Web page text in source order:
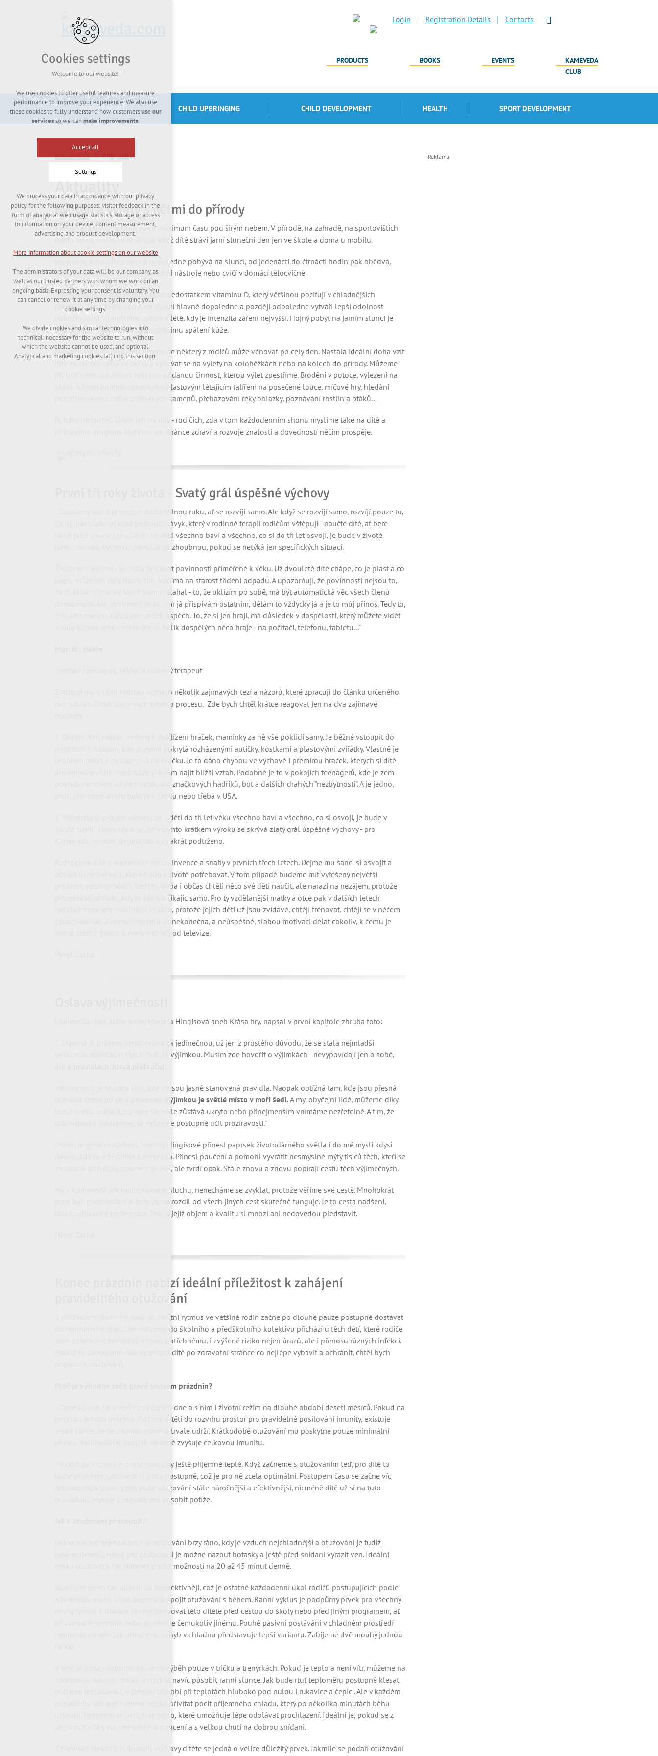
Login Registration Details Contacts
PRODUCTS BOOKS EVENTS
KAMEVEDA
CLUB
PARENTHOOD CHILD UPBRINGING CHILD DEVELOPMENT HEALTH SPORT DEVELOPMENT
Kamevéda Aktuality
Aktuality
Květen a výlety s dětmi do přírody
Květen je ideální období trávit maximum času pod širým nebem. V přírodě, na zahradě, na sportovištích
mimo sportovní haly. Je škoda, když dítě stráví jarní sluneční den jen ve škole a doma u mobilu.
Ideální je, když dítě z rána a odpoledne pobývá na slunci, od jedenácti do čtrnácti hodin pak obědvá,
odpočívá, maluje, hraje na hudební nástroje nebo cvičí v domácí tělocvičně.
Momentálně by děti neměly trpět nedostatkem vitamínu D, který většinou pociťují v chladnějších
měsících. Pravidelný pobyt na slunci hlavně dopoledne a později odpoledne vytváří lepší odolnost
pokožky proti slunečnímu záření v létě, kdy je intenzita záření nejvyšší. Hojný pobyt na jarním slunci je
tou nejlepší prevencí proti pozdějšímu spálení kůže.
Největší výhodu mají děti, kterým se některý z rodičů může věnovat po celý den. Nastala ideální doba vzít
dítě ze školky nebo ze školy a vydávat se na výlety na koloběžkách nebo na kolech do přírody. Můžeme
při tom vždy uskutečnit nějakou přidanou činnost, kterou výlet zpestříme. Brodění v potoce, vylezení na
skálu, házení bumerangem nebo plastovým létajícím talířem na posečené louce, míčové hry, hledání
polodrahokamů nebo zajímavých kamenů, přehazování řeky oblázky, poznávání rostlin a ptáků...
Je toho nespočet, záleží jen na nás - rodičích, zda v tom každodenním shonu myslíme také na dítě a
připravíme program, který mu po stránce zdraví a rozvoje znalostí a dovedností něčím prospěje.
První tři roky života - Svatý grál úspěšné výchovy
" Současný trend je nechat dítěti volnou ruku, ať se rozvíjí samo. Ale když se rozvíjí samo, rozvíjí pouze to,
co ho baví. Jako příklad poslouží návyk, který v rodinné terapii rodičům vštěpuji - naučte dítě, ať bere
úklid jako součást hry. Do tří let děti všechno baví a všechno, co si do tří let osvojí, je bude v životě
bavit...Volnou výchovu považuji za zhoubnou, pokud se netýká jen specifických situací.
Život není jen hra - je třeba přidávat povinnosti přiměřeně k věku. Už dvouleté dítě chápe, co je plast a co
papír, může být tedy doma tím, kdo má na starost třídění odpadu. A upozorňují, že povinnosti nejsou to,
že si uklidím hračky, které jsem roztahal - to, že uklízím po sobě, má být automatická věc všech členů
domácnosti. Ale povinnost je to, čím já přispívám ostatním, dělám to vždycky já a je to můj přínos. Tedy to,
čím děti mohou každý den prožít úspěch. To, že si jen hrají, má důsledek v dospělosti, který můžete vidět
všude kolem sebe - všimněte si, kolik dospělých něco hraje - na počítači, telefonu, tabletu..."
speciální pedagog, lektor a rodinný terapeut
Z rozhovoru s Jiřím Haldou vyznělo několik zajímavých tezí a názorů, které zpracuji do článku určeného
pro rubriku Organizace výchovného procesu. Zde bych chtěl krátce reagovat jen na dva zajímavé
1. Dnešní děti nejsou vedeny k poklízení hraček, maminky za ně vše poklidí samy. Je běžné vstoupit do
místnosti s dítětem, kde je země pokrytá rozházenými autíčky, kostkami a plastovými zvířátky. Vlastně je
problém projít a nešlápnout na hračku. Je to dáno chybou ve výchově i přemírou hraček, kterých si dítě
ani nemůže vážit - nedokáže si k nim najít bližší vztah. Podobné je to v pokojích teenagerů, kde je zem
pokrytá nánosem už ne hraček, ale značkových hadříků, bot a dalších drahých "nezbytností". A je jedno,
jestli otevřeme dveře pokoje v Česku nebo třeba v USA.
2. Všimněte si prosím názoru, že "...děti do tří let věku všechno baví a všechno, co si osvojí, je bude v
životě bavit." Domnívám se, že v tomto krátkém výroku se skrývá zlatý grál úspěšné výchovy - pro
Kamevédu to platí dvojnásob a dvakrát podtrženo.
Rozvíjejme dítě s maximální mírou invence a snahy v prvních třech letech. Dejme mu šanci si osvojit a
oblíbit užitečné věci, které bude v životě potřebovat. V tom případě budeme mít vyřešený největší
problém většiny rodičů, kteří by třeba i občas chtěli něco své děti naučit, ale narazí na nezájem, protože
promeškali období, kdy to jde tak říkajíc samo. Pro ty vzdělanější matky a otce pak v dalších letech
nastává mnohem snadnější situace, protože jejich děti už jsou zvídavé, chtějí trénovat, chtějí se v něčem
zdokonalovat, a nemusíme řešit donekonečna, a neúspěšně, slabou motivaci dělat cokoliv, k čemu je
nutné slézt z gauče a zvednout oči od televize.
Etienne Barilier, autor knihy Martina Hingisová aneb Krása hry, napsal v první kapitole zhruba toto:
"...Martina je právem označována za jedinečnou, už jen z prostého důvodu, že se stala nejmladší
tenisovou jedničkou všech dob. Je výjimkou. Musím zde hovořit o výjimkách - nevypovídají jen o sobě,
Výjimečnost je snadná tam, kde nejsou jasně stanovená pravidla. Naopak obtížná tam, kde jsou přesná
Výjimkou je světlé místo v moři šedi. A my, obyčejní lidé, můžeme díky
tomu světlu odhalit, co nám obvykle zůstává ukryto nebo přinejmenším vnímáme nezřetelně. A tím, že
tuto výjimku sledujeme, se můžeme postupně učit prozíravosti."
Příběh originální výchovy Martiny Hingisové přinesl paprsek životodárného světla i do mé mysli kdysi
dávno, kdy se v ní rodila Kamevéda. Přinesl poučení a pomohl vyvrátit nesmyslné mýty tisíců těch, kteří se
ve sportu pohybují, sportem se živí, ale tvrdí opak. Stále znovu a znovu popírají cestu těch výjimečných.
My v Kamevédě jim nedopřáváme sluchu, nenecháme se zvyklat, protože věříme své cestě. Mnohokrát
jsme byli přesvědčeni o tom, že na rozdíl od všech jiných cest skutečně funguje. Je to cesta nadšení,
lásky, odříkání a tvrdé práce. Práce, jejíž objem a kvalitu si mnozí ani nedovedou představit.
Konec prázdnin nabízí ideální příležitost k zahájení
pravidelného otužování
S příchodem školního roku se životní rytmus ve většině rodin začne po dlouhé pauze postupně dostávat
do normálního stavu. Se vstupem do školního a předškolního kolektivu přichází u těch dětí, které rodiče
sami celoročně nevyučují všemu potřebnému, i zvýšené riziko nejen úrazů, ale i přenosu různých infekcí.
Pokud se zamyslíme nad možností dítě po zdravotní stránce co nejlépe vybavit a ochránit, chtěl bych
Proč je výhodné začít právě koncem prázdnin?
- Zanedlouho se utvoří nový rozvrh dne a s ním i životní režim na dlouhé období deseti měsíců. Pokud na
počátku tohoto procesu vložíme dítěti do rozvrhu prostor pro pravidelné posilování imunity, existuje
velká šance, že se v tomto rozvrhu trvale udrží. Krátkodobé otužování mu poskytne pouze minimální
přínos, dlouhodobé naopak výrazně zvyšuje celkovou imunitu.
- V období vrcholícího léta jsou dny ještě příjemně teplé. Když začneme s otužováním teď, pro dítě to
bude příjemné, odolnost si získá postupně, což je pro ně zcela optimální. Postupem času se začne víc
ochlazovat a spolu s tím bude otužování stále náročnější a efektivnější, nicméně dítě už si na tuto
proceduru zvykne a nebude mu působit potíže.
Jednoznačně nejvhodnější je otužování brzy ráno, kdy je vzduch nejchladnější a otužování je tudíž
nejefektivnější. Hned pro probuzení je možné nazout botasky a ještě před snídaní vyrazit ven. Ideální
délku otužování lze stanovit podle možností na 20 až 45 minut denně.
Abychom tento čas strávili co nejefektivněji, což je ostatně každodenní úkol rodičů postupujících podle
Kamevédy, mohu vřele doporučit spojit otužování s během. Ranní výklus je podpůrný prvek pro všechny
druhy sportů a dokáže skvělé tónizovat tělo dítěte před cestou do školy nebo před jiným programem, ať
už závodně sportuje nebo se věnuje čemukoliv jinému. Pouhé pasivní postávání v chladném prostředí
nepůsobí na děti tak přirozeně, pohyb v chladnu představuje lepší variantu. Zabijeme dvě mouhy jednou
V létě je třeba nastoupit na ranní výběh pouze v tričku a trenýrkách. Pokud je teplo a není vítr, můžeme na
sportovišti odložit i tričko a nechat navíc působit ranní slunce. Jak bude rtuť teploměru postupně klesat,
přidáme teplákovku, v zimním období při teplotách hluboko pod nulou i rukavice a čepici. Ale v každém
případě by nás měl nejprve venku přivítat pocit příjemného chladu, který po několika minutách běhu
ustoupí. Pohybem se uvolňuje teplo, které umožňuje lépe odolávat prochlazení. Ideální je, pokud se z
ranní rozcvičky vrátíme lehce propocení a s velkou chutí na dobrou snídani.
Z hlediska celkových dopadů výchovy dítěte se jedná o velice důležitý prvek. Jakmile se podaří otužování
Reklama
Cookies settings
Welcome to our website!
We use cookies to offer useful features and measure
performance to improve your experience. We also use
these cookies to fully understand how customersuse our
servicesso we canmake improvements.
Accept all
Settings
Technical cookies
required to run the site
maintaining the context of the site (session):
possible logins, language choices, etc.
analytical cookies for anonymised traffic
marketing services (Google, List, Facebook)
More information about cookie settings on our
website
Accept all
We process your data in accordance with our privacy
policy for the following purposes: visitor feedback in the
form of analytical web usage statistics, storage or access
to information on your device, content measurement,
advertising and product development.
More information about cookie settings on our website
The administrators of your data will be our company, as
well as our trusted partners with whom we work on an
ongoing basis. Expressing your consent is voluntary. You
can cancel or renew it at any time by changing your
cookie settings.
We divide cookies and similar technologies into
technical: necessary for the website to run, without
which the website cannot be used, and optional.
Analytical and marketing cookies fall into this section.